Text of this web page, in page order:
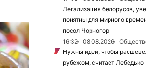
Легализация белорусов,
понятны для мирного
посол Чорногор
16:32
08.08.2026
Нужны идеи, чтобы
рубежом, считает Лебедько